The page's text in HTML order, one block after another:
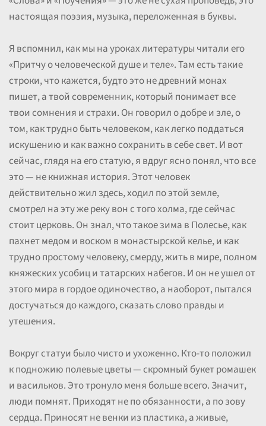
настоящая поэзия, музыка, переложенная в буквы.
Я вспомнил, как мы на уроках литературы читали его
«Притчу о человеческой душе и теле». Там есть такие
строки, что кажется, будто это не древний монах
пишет, а твой современник, который понимает все
твои сомнения и страхи. Он говорил о добре и зле, о
том, как трудно быть человеком, как легко поддаться
искушению и как важно сохранить в себе свет. И вот
сейчас, глядя на его статую, я вдруг ясно понял, что все
это — не книжная история. Этот человек
действительно жил здесь, ходил по этой земле,
смотрел на эту же реку вон с того холма, где сейчас
стоит церковь. Он знал, что такое зима в Полесье, как
пахнет медом и воском в монастырской келье, и как
трудно простому человеку, смерду, жить в мире, полном
княжеских усобиц и татарских набегов. И он не ушел от
этого мира в гордое одиночество, а наоборот, пытался
достучаться до каждого, сказать слово правды и
утешения.
Вокруг статуи было чисто и ухоженно. Кто-то положил
к подножию полевые цветы — скромный букет ромашек
и васильков. Это тронуло меня больше всего. Значит,
люди помнят. Приходят не по обязанности, а по зову
сердца. Приносят не венки из пластика, а живые,